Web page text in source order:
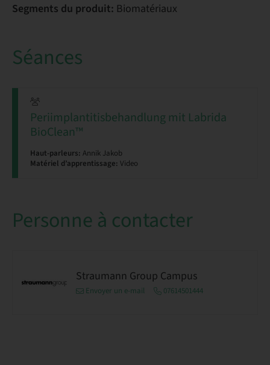
Segments du produit: Biomatériaux
Séances
Periimplantitisbehandlung mit Labrida
BioClean™
Haut-parleurs: Annik Jakob
Matériel d’apprentissage: Video
Personne à contacter
Straumann Group Campus
Envoyer un e-mail 07614501444